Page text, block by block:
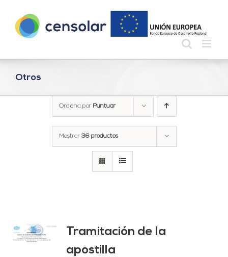
contenido
Otros
Ordena por Puntuar
Mostrar 36 productos
Tramitación de la
apostilla